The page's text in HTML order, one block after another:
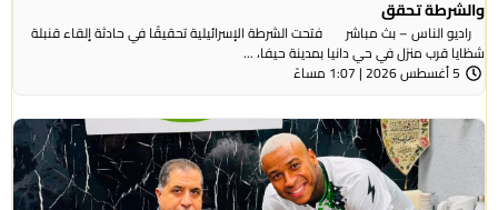
والشرطة تحقق
راديو الناس – بث مباشر فتحت الشرطة الإسرائيلية تحقيقًا في حادثة إلقاء قنبلة
شظايا قرب منزل في حي دانيا بمدينة حيفا، ...
5 أغسطس 2026 | 1:07 مساءً